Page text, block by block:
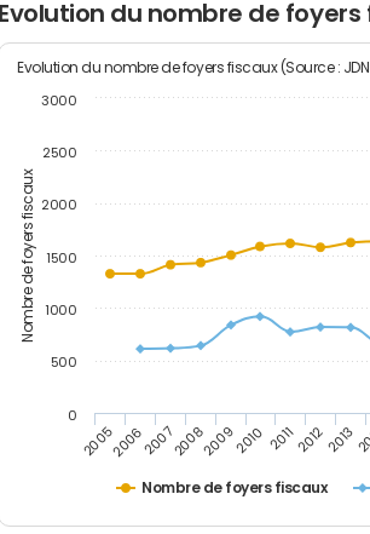
Evolution du nombre de
Nombre de foyers fiscaux
Evolution du nombre de foyers fiscaux (Source :
Nombre de foyers fiscaux
200520062007200820092010 201120122013
0
500
1000
1500
2000
2500
3000